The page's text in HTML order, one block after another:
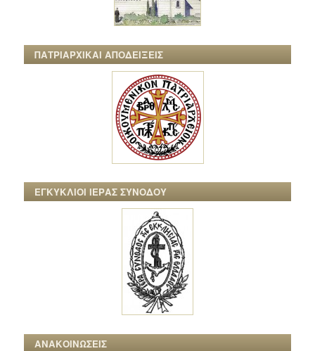
ΠΑΤΡΙΑΡΧΙΚΑΙ ΑΠΟΔΕΙΞΕΙΣ
ΕΓΚΥΚΛΙΟΙ ΙΕΡΑΣ ΣΥΝΟΔΟΥ
ΑΝΑΚΟΙΝΩΣΕΙΣ